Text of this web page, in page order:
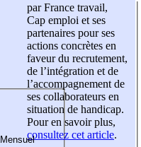
par France travail,
Cap emploi et ses
partenaires pour ses
actions concrètes en
faveur du recrutement,
de l’intégration et de
l’accompagnement de
ses collaborateurs en
situation de handicap.
Pour en savoir plus,
consultez cet article.